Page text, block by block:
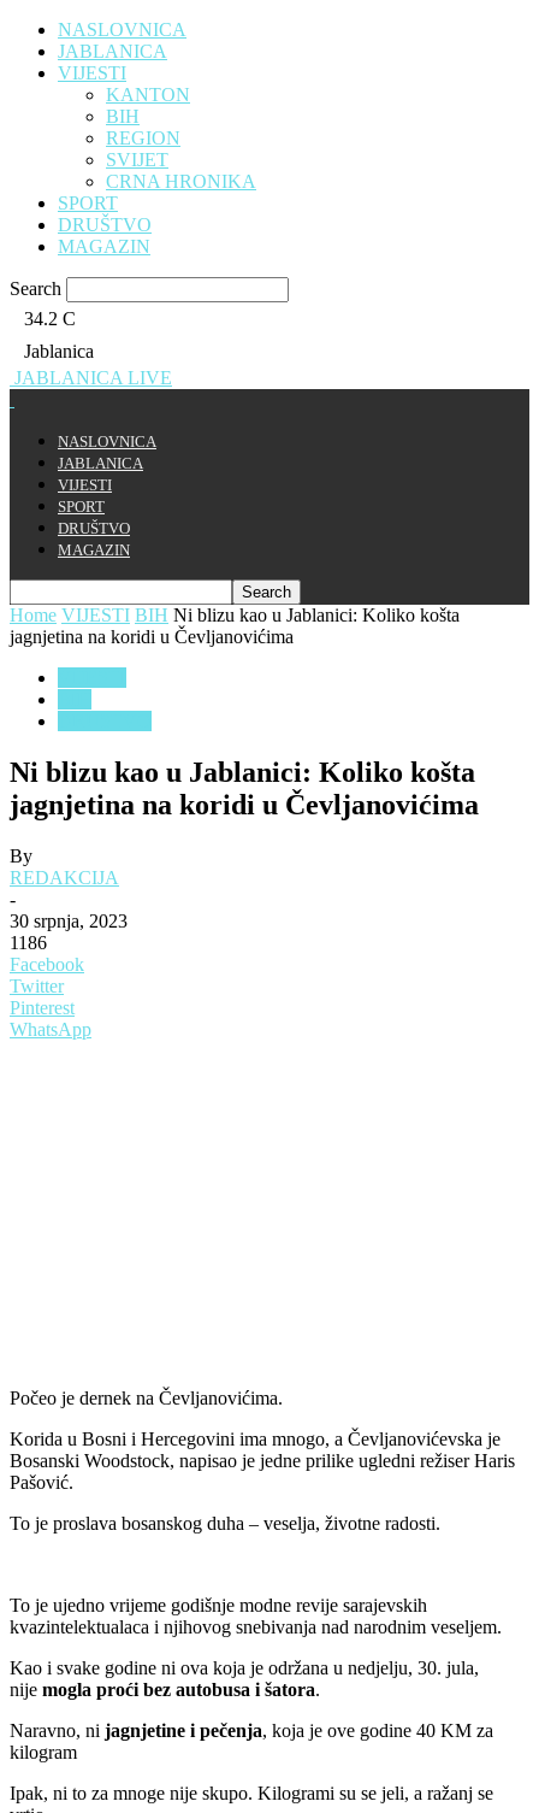
NASLOVNICA
JABLANICA
VIJESTI
KANTON
BIH
REGION
SVIJET
CRNA HRONIKA
SPORT
DRUŠTVO
MAGAZIN
Search
34.2 C
Jablanica
JABLANICA LIVE
NASLOVNICA
JABLANICA
VIJESTI
SPORT
DRUŠTVO
MAGAZIN
Home VIJESTI BIH Ni blizu kao u Jablanici: Koliko košta
jagnjetina na koridi u Čevljanovićima
Ni blizu kao u Jablanici: Koliko košta
jagnjetina na koridi u Čevljanovićima
By
REDAKCIJA
-
30 srpnja, 2023
1186
Facebook
Twitter
Pinterest
WhatsApp
Počeo je dernek na Čevljanovićima.
Korida u Bosni i Hercegovini ima mnogo, a Čevljanovićevska je
Bosanski Woodstock, napisao je jedne prilike ugledni režiser Haris
Pašović.
To je proslava bosanskog duha – veselja, životne radosti.
To je ujedno vrijeme godišnje modne revije sarajevskih
kvazintelektualaca i njihovog snebivanja nad narodnim veseljem.
Kao i svake godine ni ova koja je održana u nedjelju, 30. jula,
nije mogla proći bez autobusa i šatora.
Naravno, ni jagnjetine i pečenja, koja je ove godine 40 KM za
kilogram
Ipak, ni to za mnoge nije skupo. Kilogrami su se jeli, a ražanj se